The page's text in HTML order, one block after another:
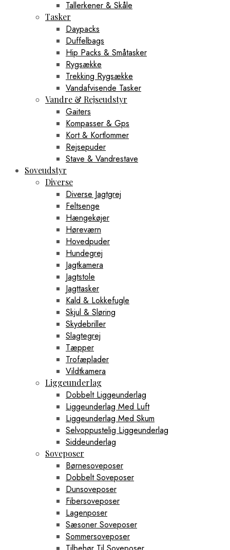
Tallerkener & Skåle
Tasker
Daypacks
Duffelbags
Hip Packs & Småtasker
Rygsække
Trekking Rygsække
Vandafvisende Tasker
Vandre & Rejseudstyr
Gaiters
Kompasser & Gps
Kort & Kortlommer
Rejsepuder
Stave & Vandrestave
Soveudstyr
Diverse
Diverse Jagtgrej
Feltsenge
Hængekøjer
Høreværn
Hovedpuder
Hundegrej
Jagtkamera
Jagtstole
Jagttasker
Kald & Lokkefugle
Skjul & Sløring
Skydebriller
Slagtegrej
Tæpper
Trofæplader
Vildtkamera
Liggeunderlag
Dobbelt Liggeunderlag
Liggeunderlag Med Luft
Liggeunderlag Med Skum
Selvoppustelig Liggeunderlag
Siddeunderlag
Soveposer
Børnesoveposer
Dobbelt Soveposer
Dunsoveposer
Fibersoveposer
Lagenposer
Sæsoner Soveposer
Sommersoveposer